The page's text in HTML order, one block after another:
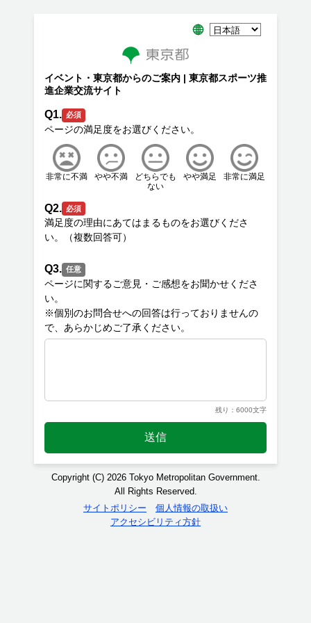
イベント・東京都からのご案内 | 東京都スポーツ推
進企業交流サイト
Q1. 必須
非常に不満 やや不満
どちらでも
ない
やや満足 非常に満足
Q2. 必須
満足度の理由にあてはまるものをお選びくださ
Q3. 任意
ページに関するご意見・ご感想をお聞かせくださ
い。
※個別のお問合せへの回答は行っておりませんの
残り：6000文字
送信
Copyright (C) 2026 Tokyo Metropolitan Government.
All Rights Reserved.
サイトポリシー
個人情報の取扱い
アクセシビリティ方針